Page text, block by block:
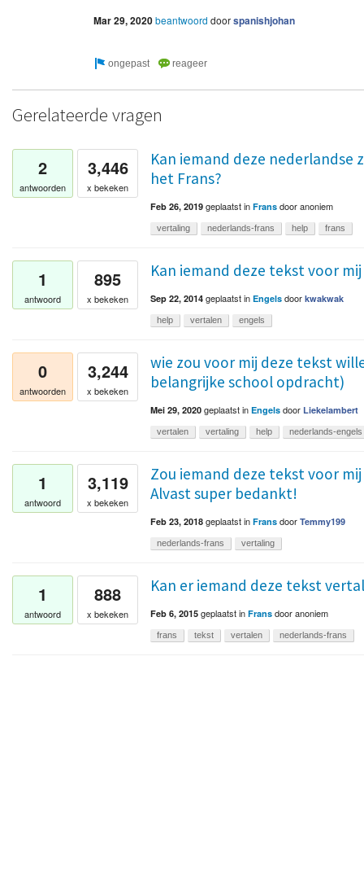
Mar 29, 2020beantwoord doorspanishjohan
Gerelateerde vragen
2
antwoorden
3,446
x bekeken
Kan iemand deze
het Frans?
Feb 26, 2019 geplaatstin Frans dooranoniem
vertaling nederlands-frans help frans
1
antwoord
895
x bekeken
Kan iemand deze tekst voor
Sep 22, 2014 geplaatstin Engels door kwakwak
help vertalen engels
0
antwoorden
3,244
x bekeken
wie zou voor mij deze tekst
belangrijke school opdracht)
Mei 29, 2020 geplaatstin Engels door Liekelambert
vertalen vertaling help nederlands-engels
1
antwoord
3,119
x bekeken
Zou iemand deze tekst voor
Alvast super bedankt!
Feb 23, 2018 geplaatstin Frans door Temmy199
nederlands-frans vertaling
1
antwoord
888
x bekeken
Kan er iemand deze tekst
Feb 6, 2015 geplaatstin Frans dooranoniem
frans tekst vertalen nederlands-frans